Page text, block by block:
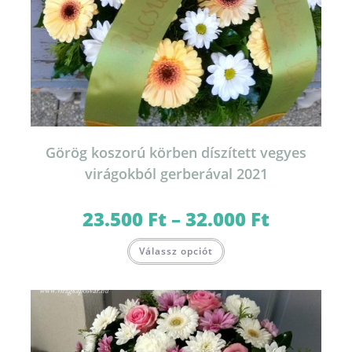
Görög koszorú körben díszített vegyes
virágokból gerberával 2021
23.500 Ft–32.000 Ft23.500 Ft
Válassz opciót a
variációja
van.
A
változatok
a
termékoldalon